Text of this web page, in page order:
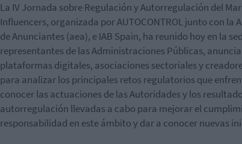
La IV Jornada sobre Regulación y Autorregulación del
Influencers, organizada por AUTOCONTROL junto con la
de Anunciantes (aea), e IAB Spain, ha reunido hoy en la
representantes de las Administraciones Públicas,
plataformas digitales, asociaciones sectoriales y
para analizar los principales retos regulatorios que
conocer las actuaciones de las Autoridades y los
autorregulación llevadas a cabo para mejorar el
responsabilidad en este ámbito y dar a conocer nuevas